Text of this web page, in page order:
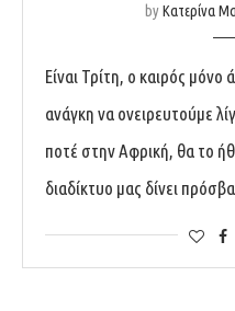
byΚατερίνα
Είναι Τρίτη, ο καιρός
ανάγκη να ονειρευτούμε
ποτέ στην Αφρική, θα το
διαδίκτυο μας δίνει